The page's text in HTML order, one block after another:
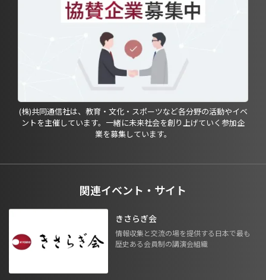
(株)共同通信社は、教育・文化・スポーツなど各分野の活動やイベ
ントを主催しています。一緒に未来社会を創り上げていく参加企
業を募集しています。
関連イベント・サイト
きさらぎ会
情報収集と交流の場を提供する日本で最も
歴史ある会員制の講演会組織